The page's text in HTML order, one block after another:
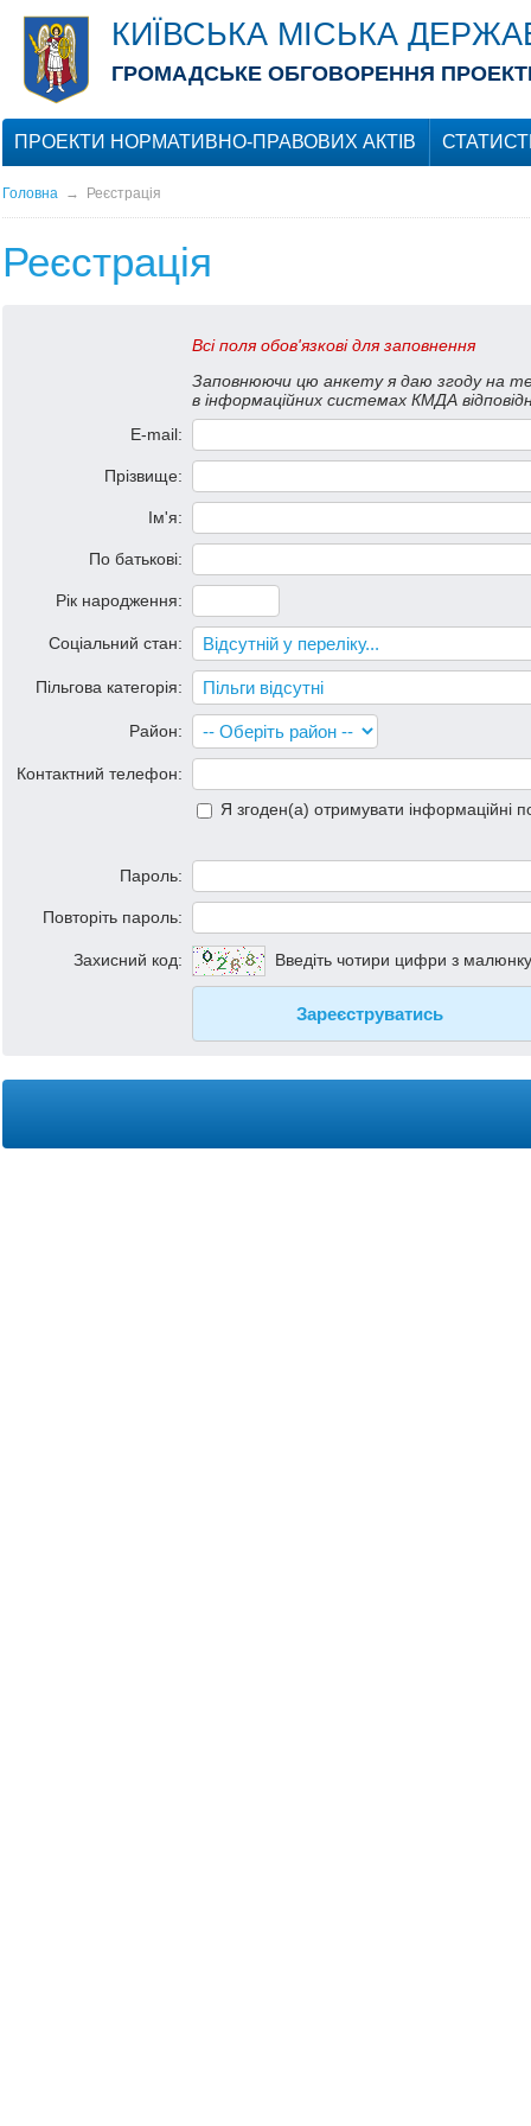
КИЇВСЬКА МІСЬКА
ГРОМАДСЬКЕ ОБГОВОРЕННЯ
ПРОЕКТИ НОРМАТИВНО-ПРАВОВИХ АКТІВ
Головна→ Реєстрація
Реєстрація
Всі поля обов'язкові для заповнення
Заповнюючи цю анкету я даю згоду на
в інформаційних системах КМДА
E-mail:
Прізвище:
Iм'я:
По батькові:
Рік народження:
Соціальний стан:
Пільгова категорія:
Район:
Контактний телефон:
Я згоден(а) отримувати
Пароль:
Повторіть пароль:
Захисний код: Введіть чотири цифри з